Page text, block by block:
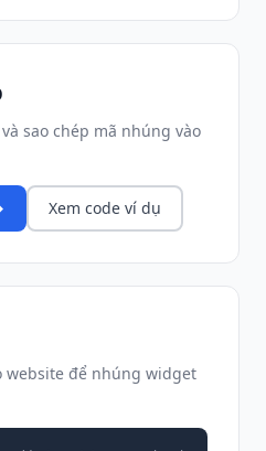
sao chép mã nhúng vào
Xem code ví dụ
website để nhúng widget